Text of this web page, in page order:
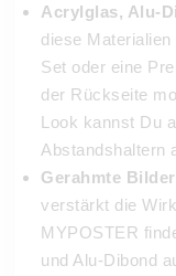
Acrylglas, Alu-
diese
Set oder eine
der Rückseite
Look kannst Du
Abstandshaltern
Gerahmte Bilder
verstärkt die
MYPOSTER
und Alu-Dibond